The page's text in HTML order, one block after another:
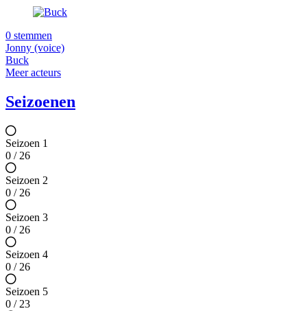
0 stemmen
Jonny (voice)
Buck
Meer acteurs
Seizoenen
Seizoen 1
0 / 26
Seizoen 2
0 / 26
Seizoen 3
0 / 26
Seizoen 4
0 / 26
Seizoen 5
0 / 23